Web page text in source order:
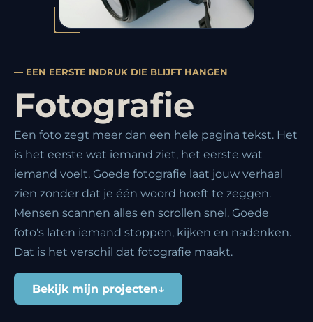
— EEN EERSTE INDRUK DIE BLIJFT HANGEN
Fotografie
Een foto zegt meer dan een hele pagina tekst. Het
is het eerste wat iemand ziet, het eerste wat
iemand voelt. Goede fotografie laat jouw verhaal
zien zonder dat je één woord hoeft te zeggen.
Mensen scannen alles en scrollen snel. Goede
foto's laten iemand stoppen, kijken en nadenken.
Dat is het verschil dat fotografie maakt.
Bekijk mijn projecten↓